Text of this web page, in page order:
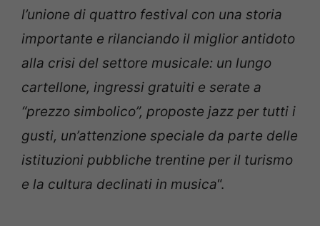
l’unione di quattro festival con una storia
importante e rilanciando il miglior antidoto
alla crisi del settore musicale: un lungo
cartellone, ingressi gratuiti e serate a
“prezzo simbolico”, proposte jazz per tutti i
gusti, un’attenzione speciale da parte delle
istituzioni pubbliche trentine per il turismo
e la cultura declinati in musica“.